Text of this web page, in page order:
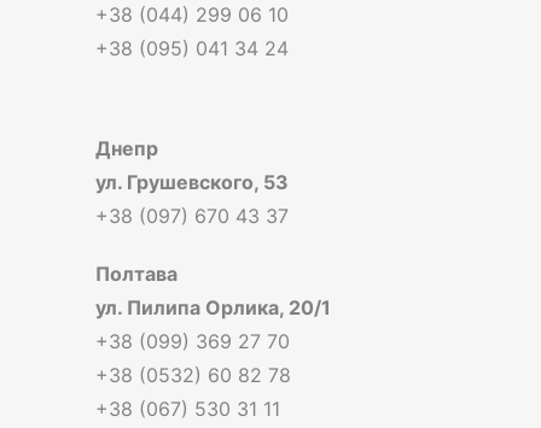
+38 (044) 299 06 10
+38 (095) 041 34 24
Днепр
ул. Грушевского, 53
+38 (097) 670 43 37
Полтава
ул. Пилипа Орлика, 20/1
+38 (099) 369 27 70
+38 (0532) 60 82 78
+38 (067) 530 31 11